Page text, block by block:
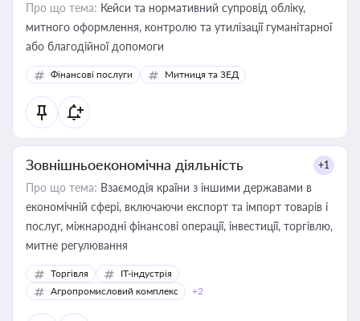
Про що тема: Кейси та нормативний супровід обліку,
митного оформлення, контролю та утилізації гуманітарної
або благодійної допомоги
Фінансові послуги Митниця та ЗЕД
Зовнішньоекономічна діяльність +1
Про що тема: Взаємодія країни з іншими державами в
економічній сфері, включаючи експорт та імпорт товарів і
послуг, міжнародні фінансові операції, інвестиції, торгівлю,
митне регулювання
Торгівля
IT-індустрія
Агропромисловий комплекс
+2